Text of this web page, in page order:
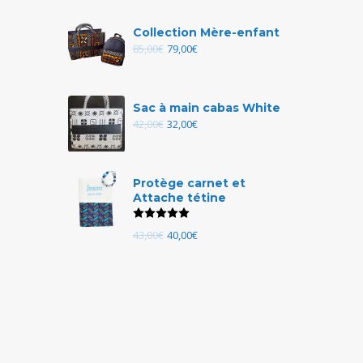
Collection Mère-enfant
85,00€ 79,00€
Sac à main cabas White
42,00€ 32,00€
Protège carnet et
Attache tétine
Note
43,00€ 40,00€